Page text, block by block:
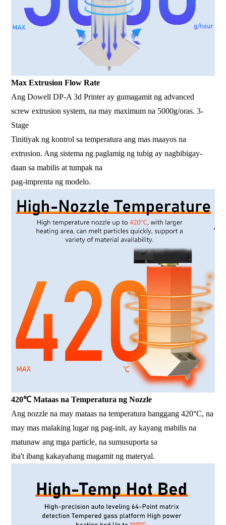
Max Extrusion Flow Rate
Ang Dowell DP-A 3d Printer ay gumagamit ng advanced
screw extrusion system, na may maximum na 5000g/oras. 3-
Stage
Tinitiyak ng kontrol sa temperatura ang mas maayos na
extrusion. Ang sistema ng paglamig ng tubig ay nagbibigay-
daan sa mabilis at tumpak na
pag-imprenta ng modelo.
420℃ Mataas na Temperatura ng Nozzle
Ang nozzle na may mataas na temperatura hanggang 420°C, na
may mas malaking lugar ng pag-init, ay kayang mabilis na
matunaw ang mga particle, na sumusuporta sa
iba't ibang kakayahang magamit ng materyal.